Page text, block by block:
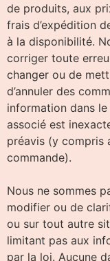
de produits, aux
frais d’expédition
à la disponibilité.
corriger toute
changer ou de
d’annuler des
information dans
associé est
préavis (y compris
commande).
Nous ne sommes
modifier ou de
ou sur tout autre
limitant pas aux
par la loi. Aucune